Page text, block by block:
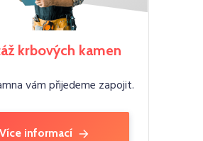
krbových kamen
vám přijedeme zapojit.
Více informací